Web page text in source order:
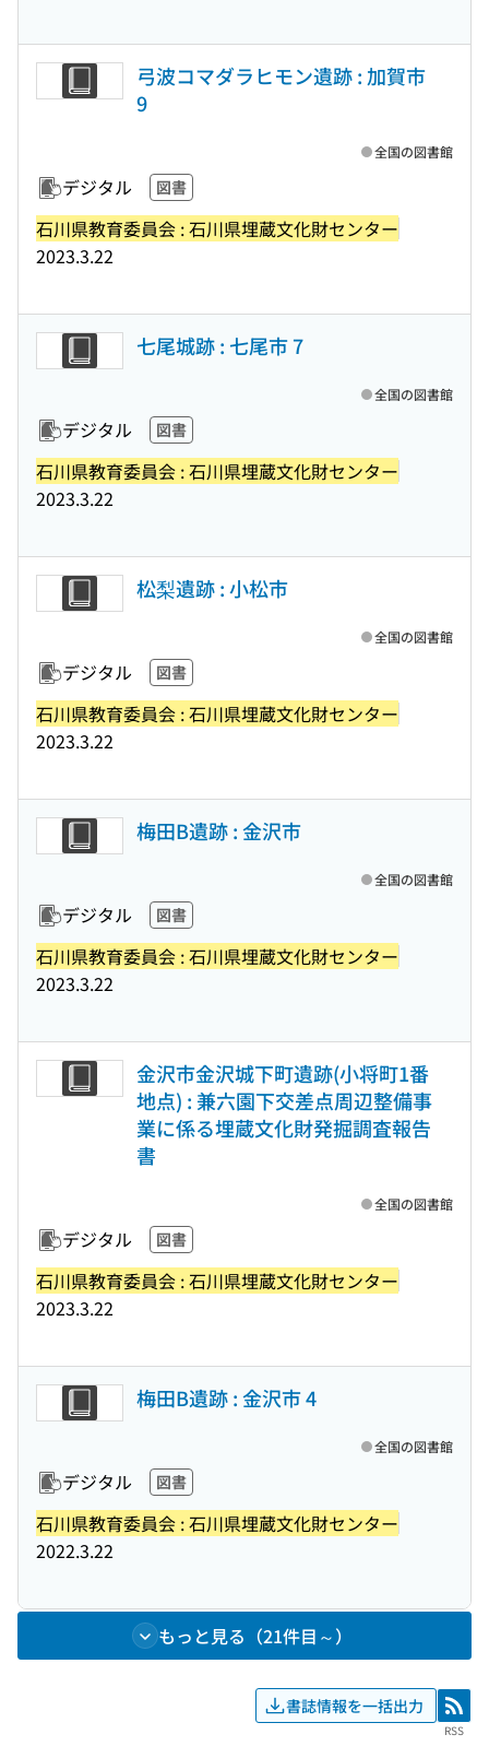
弓波コマダラヒモン遺跡 : 加賀市
9
デジタル 図書
石川県教育委員会 : 石川県埋蔵文化財センター
2023.3.22
全国の図書館
七尾城跡 : 七尾市 7
デジタル 図書
石川県教育委員会 : 石川県埋蔵文化財センター
2023.3.22
全国の図書館
松梨遺跡 : 小松市
デジタル 図書
石川県教育委員会 : 石川県埋蔵文化財センター
2023.3.22
全国の図書館
梅田B遺跡 : 金沢市
デジタル 図書
石川県教育委員会 : 石川県埋蔵文化財センター
2023.3.22
全国の図書館
金沢市金沢城下町遺跡(小将町1番
地点) : 兼六園下交差点周辺整備事
業に係る埋蔵文化財発掘調査報告
書
デジタル 図書
石川県教育委員会 : 石川県埋蔵文化財センター
2023.3.22
全国の図書館
梅田B遺跡 : 金沢市 4
デジタル 図書
石川県教育委員会 : 石川県埋蔵文化財センター
2022.3.22
全国の図書館
もっと見る（21件目～）
書誌情報を一括出力 RSS
RSS